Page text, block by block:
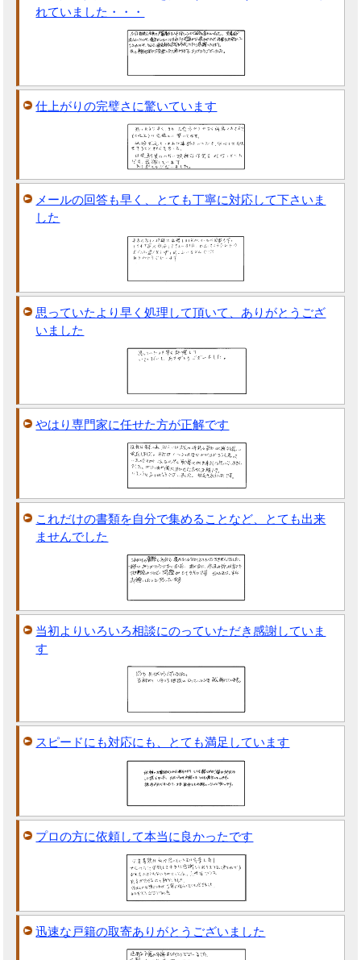
れていました・・・
仕上がりの完璧さに驚いています
メールの回答も早く、とても丁寧に対応して下さいま
した
思っていたより早く処理して頂いて、ありがとうござ
いました
やはり専門家に任せた方が正解です
これだけの書類を自分で集めることなど、とても出来
ませんでした
当初よりいろいろ相談にのっていただき感謝していま
す
スピードにも対応にも、とても満足しています
プロの方に依頼して本当に良かったです
迅速な戸籍の取寄ありがとうございました